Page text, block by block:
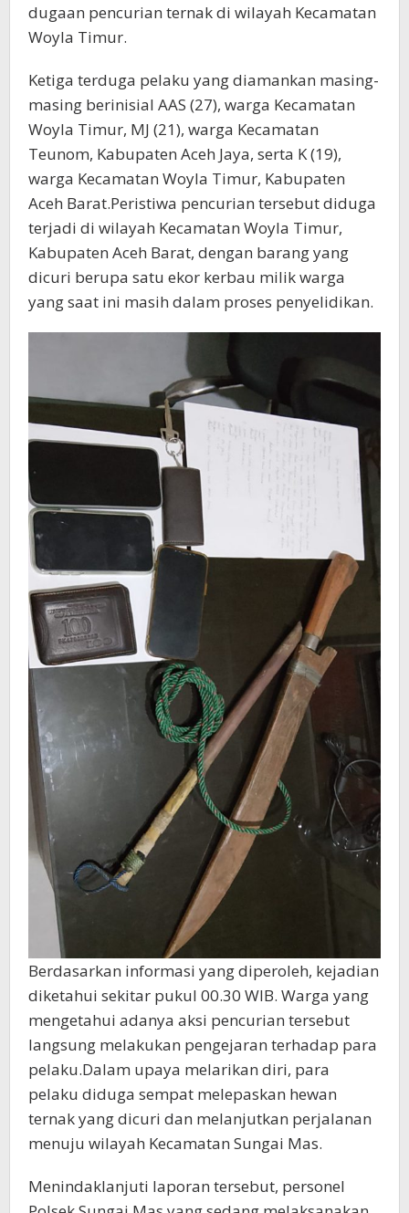
dugaan pencurian ternak di wilayah Kecamatan
Woyla Timur.
Ketiga terduga pelaku yang diamankan masing-
masing berinisial AAS (27), warga Kecamatan
Woyla Timur, MJ (21), warga Kecamatan
Teunom, Kabupaten Aceh Jaya, serta K (19),
warga Kecamatan Woyla Timur, Kabupaten
Aceh Barat.Peristiwa pencurian tersebut diduga
terjadi di wilayah Kecamatan Woyla Timur,
Kabupaten Aceh Barat, dengan barang yang
dicuri berupa satu ekor kerbau milik warga
yang saat ini masih dalam proses penyelidikan.
Berdasarkan informasi yang diperoleh, kejadian
diketahui sekitar pukul 00.30 WIB. Warga yang
mengetahui adanya aksi pencurian tersebut
langsung melakukan pengejaran terhadap para
pelaku.Dalam upaya melarikan diri, para
pelaku diduga sempat melepaskan hewan
ternak yang dicuri dan melanjutkan perjalanan
menuju wilayah Kecamatan Sungai Mas.
Menindaklanjuti laporan tersebut, personel